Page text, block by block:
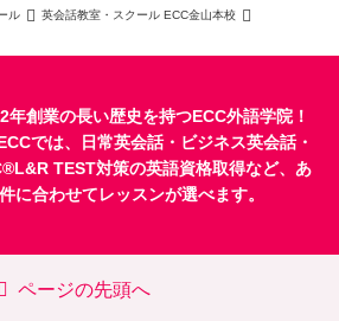
ル
英会話教室・スクール ECC金山本校
創業の長い歴史を持つECC外語学院！
では、
日常英会話・ ビジネス英会話・
TEST対策の英語資格取得など、あ
に合わせてレッスンが選べます。
ページの先頭へ